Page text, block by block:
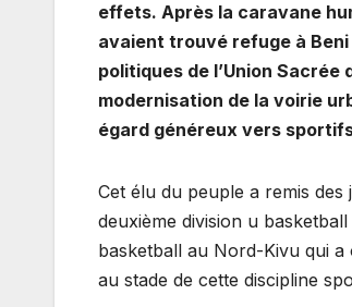
effets. Après la caravane
avaient trouvé refuge à
politiques de l’Union
modernisation de la voirie
égard généreux vers
Cet élu du peuple a remis
deuxième division u
basketball au Nord-Kivu qui
au stade de cette discipline